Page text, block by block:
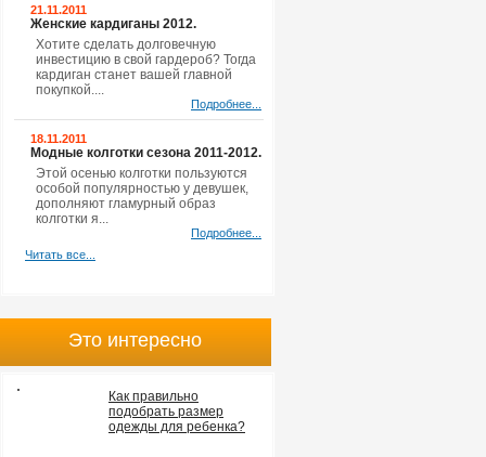
21.11.2011
Женские кардиганы 2012.
Хотите сделать долговечную
инвестицию в свой гардероб? Тогда
кардиган станет вашей главной
покупкой....
Подробнее...
18.11.2011
Модные колготки сезона 2011-2012.
Этой осенью колготки пользуются
особой популярностью у девушек,
дополняют гламурный образ
колготки я...
Подробнее...
Читать все...
Это интересно
Как правильно
подобрать размер
одежды для ребенка?